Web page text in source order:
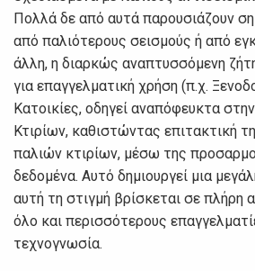
Πολλά δε από αυτά παρουσιάζουν
από παλιότερους σεισμούς ή από
άλλη, η διαρκώς αναπτυσσόμενη
για επαγγελματική χρήση (π.χ.
Κατοικίες, οδηγεί αναπόφευκτα
Κτιρίων, καθιστώντας επιτακτική
παλιών κτιρίων, μέσω της
δεδομένα. Αυτό δημιουργεί μια
αυτή τη στιγμή βρίσκεται σε πλήρη
όλο και περισσότερους
τεχνογνωσία.